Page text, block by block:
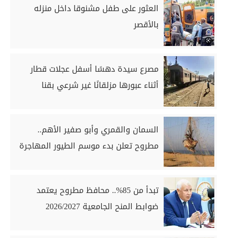
العثور على طفل مشنوقا داخل منزله
بالأقصر
مصرع سيدة دهسًا أسفل عجلات قطار
أثناء عبورها مزلقانًا غير شرعي بقنا
السمان والقمري وأبو صفير الأهم..
مطروح تعلن بدء موسم الطيور المهاجرة
تبدأ من 85%.. محافظ مطروح يعتمد
ضوابط المنح الجامعية 2026/2027